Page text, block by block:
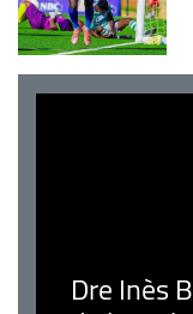
Dre Inès